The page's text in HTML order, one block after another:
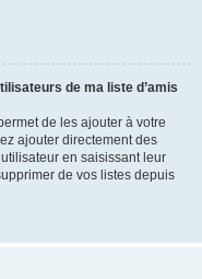
de ma liste d’amis
de les ajouter à votre
ajouter directement des
en saisissant leur
de vos listes depuis